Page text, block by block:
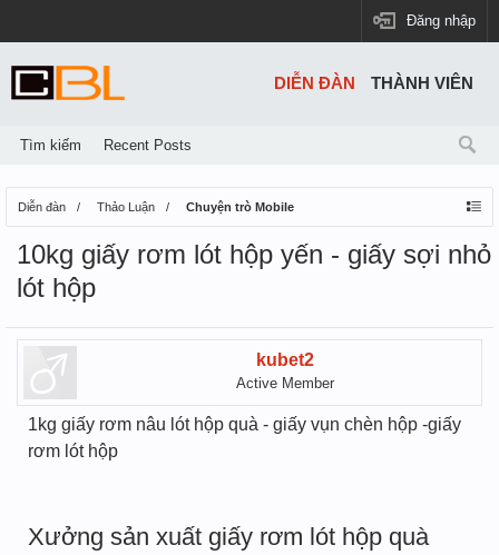
Đăng nhập
Diễn đàn Thảo Luận Chuyện trò Mobile
10kg giấy rơm lót hộp yến - giấy sợi nhỏ
lót hộp
kubet2
Active Member
1kg giấy rơm nâu lót hộp quà - giấy vụn chèn hộp -giấy
rơm lót hộp
Xưởng sản xuất giấy rơm lót hộp quà
DIỄN ĐÀN
Tìm kiếm Recent Posts
THÀNH VIÊN